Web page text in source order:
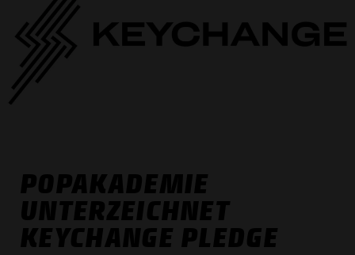
POPAKADEMIE
UNTERZEICHNET
KEYCHANGE PLEDGE